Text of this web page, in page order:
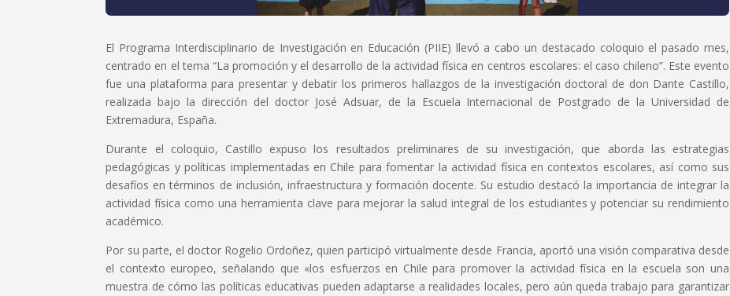
El Programa Interdisciplinario de Investigación en Educación (PIIE) llevó a cabo un destacado coloquio el pasado mes,
centrado en el tema “La promoción y el desarrollo de la actividad física en centros escolares: el caso chileno”. Este evento
fue una plataforma para presentar y debatir los primeros hallazgos de la investigación doctoral de don Dante Castillo,
realizada bajo la dirección del doctor José Adsuar, de la Escuela Internacional de Postgrado de la Universidad de
Extremadura, España.
Durante el coloquio, Castillo expuso los resultados preliminares de su investigación, que aborda las estrategias
pedagógicas y políticas implementadas en Chile para fomentar la actividad física en contextos escolares, así como sus
desafíos en términos de inclusión, infraestructura y formación docente. Su estudio destacó la importancia de integrar la
actividad física como una herramienta clave para mejorar la salud integral de los estudiantes y potenciar su rendimiento
académico.
Por su parte, el doctor Rogelio Ordoñez, quien participó virtualmente desde Francia, aportó una visión comparativa desde
el contexto europeo, señalando que «los esfuerzos en Chile para promover la actividad física en la escuela son una
muestra de cómo las políticas educativas pueden adaptarse a realidades locales, pero aún queda trabajo para garantizar